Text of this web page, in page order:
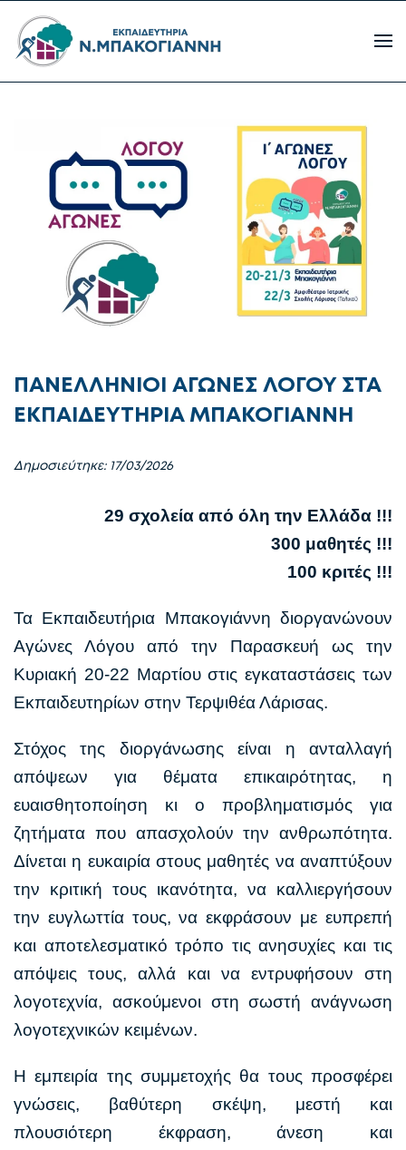
ΠΑΝΕΛΛΗΝΙΟΙ ΑΓΩΝΕΣ ΛΟΓΟΥ ΣΤΑ
ΕΚΠΑΙΔΕΥΤΗΡΙΑ ΜΠΑΚΟΓΙΑΝΝΗ
Δημοσιεύτηκε: 17/03/2026
29 σχολεία από όλη την Ελλάδα !!!
300 μαθητές !!!
100 κριτές !!!
Τα Εκπαιδευτήρια Μπακογιάννη διοργανώνουν
Αγώνες Λόγου από την Παρασκευή ως την
Κυριακή 20-22 Μαρτίου στις εγκαταστάσεις των
Εκπαιδευτηρίων στην Τερψιθέα Λάρισας.
Στόχος της διοργάνωσης είναι η ανταλλαγή
απόψεων για θέματα επικαιρότητας, η
ευαισθητοποίηση κι ο προβληματισμός για
ζητήματα που απασχολούν την ανθρωπότητα.
Δίνεται η ευκαιρία στους μαθητές να αναπτύξουν
την κριτική τους ικανότητα, να καλλιεργήσουν
την ευγλωττία τους, να εκφράσουν με ευπρεπή
και αποτελεσματικό τρόπο τις ανησυχίες και τις
απόψεις τους, αλλά και να εντρυφήσουν στη
λογοτεχνία, ασκούμενοι στη σωστή ανάγνωση
λογοτεχνικών κειμένων.
Η εμπειρία της συμμετοχής θα τους προσφέρει
γνώσεις, βαθύτερη σκέψη, μεστή και
πλουσιότερη έκφραση, άνεση και